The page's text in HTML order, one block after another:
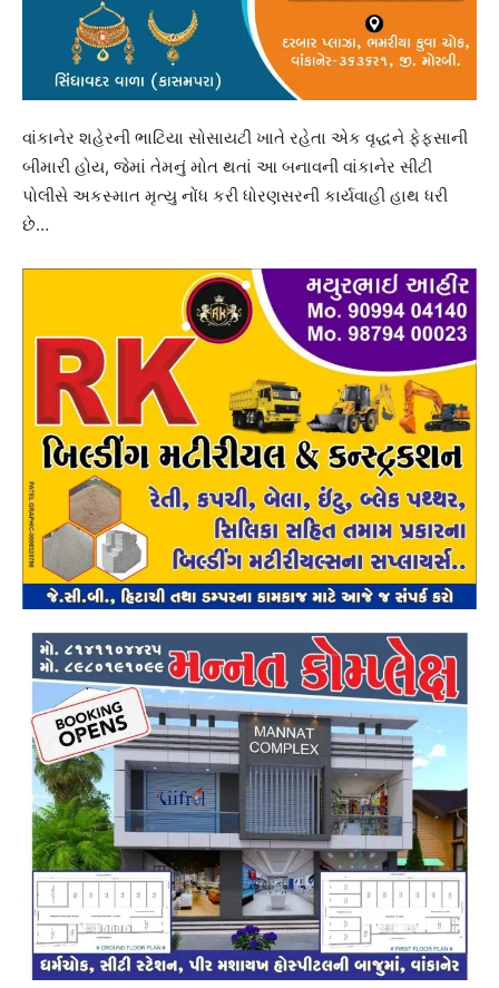
વાંકાનેર શહેરની ભાટિયા સોસાયટી ખાતે રહેતા એક વૃદ્ધને ફેફસાની
બીમારી હોય, જેમાં તેમનું મોત થતાં આ બનાવની વાંકાનેર સીટી
પોલીસે અકસ્માત મૃત્યુ નોંધ કરી ધોરણસરની કાર્યવાહી હાથ ધરી
છે…